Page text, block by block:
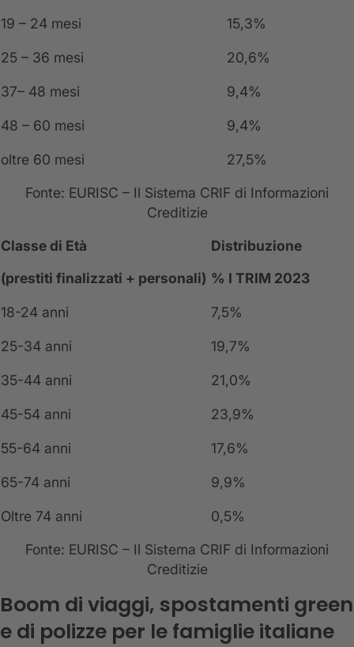
19 – 24 mesi 15,3%
25 – 36 mesi 20,6%
37– 48 mesi 9,4%
48 – 60 mesi 9,4%
oltre 60 mesi
27,5%
Fonte: EURISC – Il Sistema CRIF di Informazioni
Creditizie
Classe di Età
(prestiti finalizzati + personali)
Distribuzione
% I TRIM 2023
18-24 anni 7,5%
25-34 anni 19,7%
35-44 anni 21,0%
45-54 anni 23,9%
55-64 anni 17,6%
65-74 anni 9,9%
Oltre 74 anni
0,5%
Fonte: EURISC – Il Sistema CRIF di Informazioni
Creditizie
Boom di viaggi, spostamenti green
e di polizze per le famiglie italiane